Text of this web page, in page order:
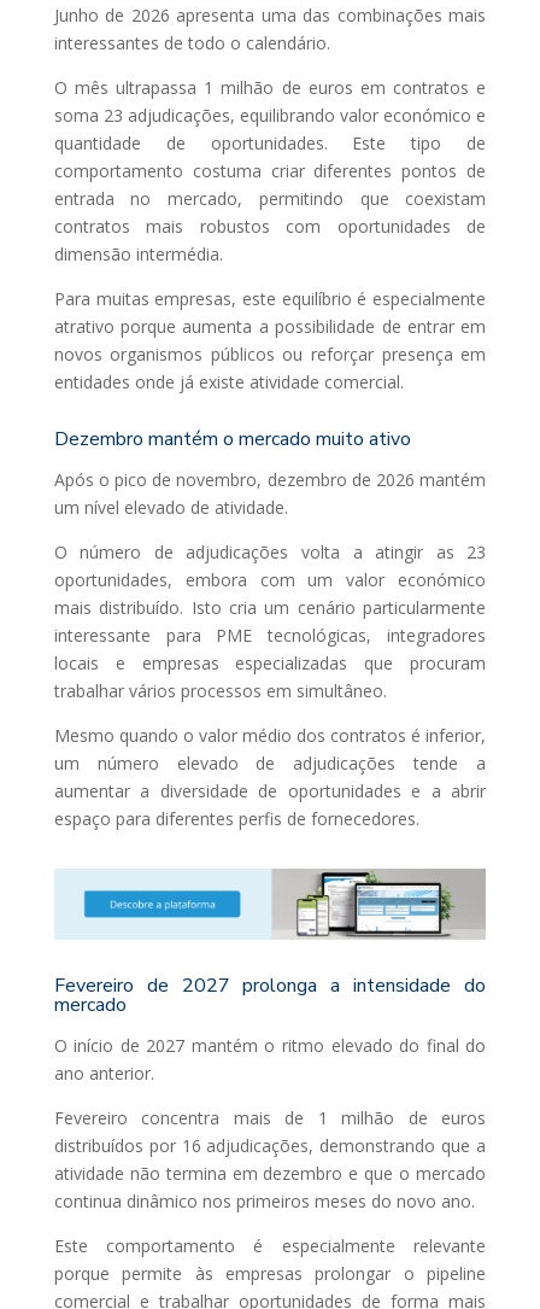
Junho de 2026 apresenta uma das combinações mais
interessantes de todo o calendário.
O mês ultrapassa 1 milhão de euros em contratos e
soma 23 adjudicações, equilibrando valor económico e
quantidade de oportunidades. Este tipo de
comportamento costuma criar diferentes pontos de
entrada no mercado, permitindo que coexistam
contratos mais robustos com oportunidades de
dimensão intermédia.
Para muitas empresas, este equilíbrio é especialmente
atrativo porque aumenta a possibilidade de entrar em
novos organismos públicos ou reforçar presença em
entidades onde já existe atividade comercial.
Dezembro mantém o mercado muito ativo
Após o pico de novembro, dezembro de 2026 mantém
um nível elevado de atividade.
O número de adjudicações volta a atingir as 23
oportunidades, embora com um valor económico
mais distribuído. Isto cria um cenário particularmente
interessante para PME tecnológicas, integradores
locais e empresas especializadas que procuram
trabalhar vários processos em simultâneo.
Mesmo quando o valor médio dos contratos é inferior,
um número elevado de adjudicações tende a
aumentar a diversidade de oportunidades e a abrir
espaço para diferentes perfis de fornecedores.
Fevereiro de 2027 prolonga a intensidade do
mercado
O início de 2027 mantém o ritmo elevado do final do
ano anterior.
Fevereiro concentra mais de 1 milhão de euros
distribuídos por 16 adjudicações, demonstrando que a
atividade não termina em dezembro e que o mercado
continua dinâmico nos primeiros meses do novo ano.
Este comportamento é especialmente relevante
porque permite às empresas prolongar o pipeline
comercial e trabalhar oportunidades de forma mais